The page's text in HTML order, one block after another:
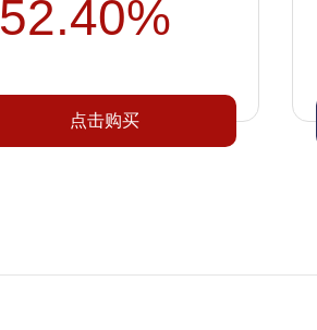
52.40%
点击购买